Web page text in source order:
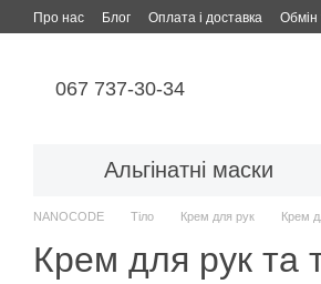
Перейти до основного контенту
Про нас Блог Оплата і доставка Обмін
067 737-30-34
Альгінатні маски
NANOCODE Тіло Крем для рук Крем
Крем для рук та